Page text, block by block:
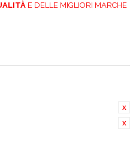
E DELLE MIGLIORI MARCHE